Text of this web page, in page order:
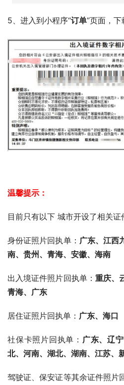
5、进入到小程序“订单”页面，下
温馨提示：
目前只有以下 城市开设了相关证
身份证照片回执单： 广东、 江西
南、贵州、青海、安徽、海南
出入境证件照片回执单： 重庆、
青海、广东
居住证照片回执单： 广东、海口
社保卡照片回执单： 广东、辽
北、河南、湖北、湖南、江苏、
驾驶证、保安证等其余证件照片